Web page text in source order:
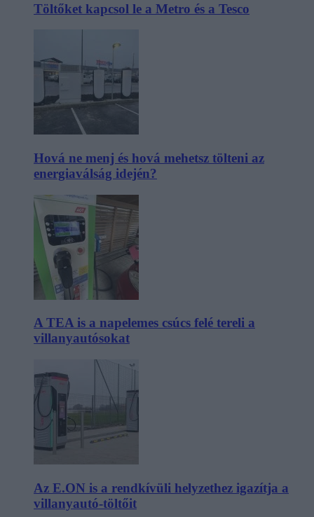
Töltőket kapcsol le a Metro és a Tesco
Hová ne menj és hová mehetsz tölteni az
energiaválság idején?
A TEA is a napelemes csúcs felé tereli a
villanyautósokat
Az E.ON is a rendkívüli helyzethez igazítja a
villanyautó-töltőit